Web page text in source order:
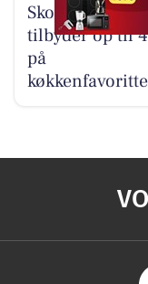
Skousen
tilbyder op til
på